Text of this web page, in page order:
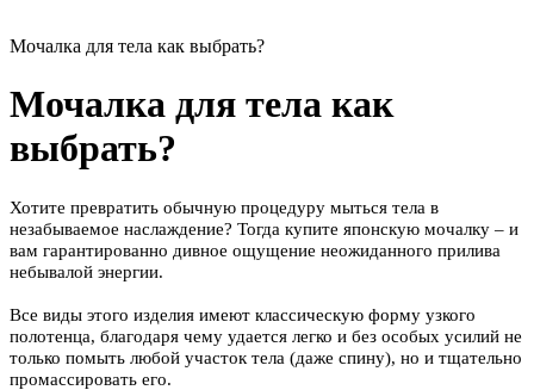
Мочалка для тела как выбрать?
Мочалка для тела как
выбрать?
Хотите превратить обычную процедуру мыться тела в
незабываемое наслаждение? Тогда купите японскую мочалку – и
вам гарантированно дивное ощущение неожиданного прилива
небывалой энергии.
Все виды этого изделия имеют классическую форму узкого
полотенца, благодаря чему удается легко и без особых усилий не
только помыть любой участок тела (даже спину), но и тщательно
промассировать его.